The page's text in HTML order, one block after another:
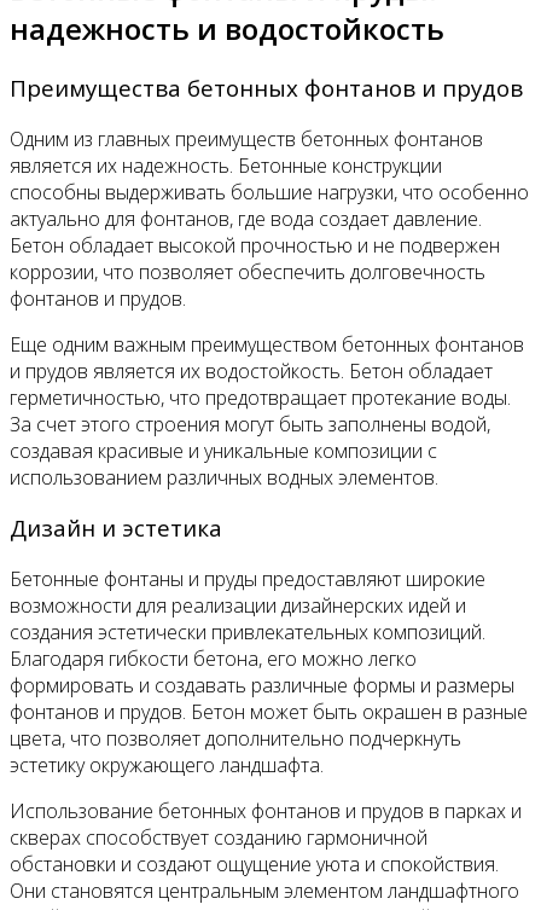
надежность и водостойкость
Преимущества бетонных фонтанов и прудов
Одним из главных преимуществ бетонных фонтанов
является их надежность. Бетонные конструкции
способны выдерживать большие нагрузки, что особенно
актуально для фонтанов, где вода создает давление.
Бетон обладает высокой прочностью и не подвержен
коррозии, что позволяет обеспечить долговечность
фонтанов и прудов.
Еще одним важным преимуществом бетонных фонтанов
и прудов является их водостойкость. Бетон обладает
герметичностью, что предотвращает протекание воды.
За счет этого строения могут быть заполнены водой,
создавая красивые и уникальные композиции с
использованием различных водных элементов.
Дизайн и эстетика
Бетонные фонтаны и пруды предоставляют широкие
возможности для реализации дизайнерских идей и
создания эстетически привлекательных композиций.
Благодаря гибкости бетона, его можно легко
формировать и создавать различные формы и размеры
фонтанов и прудов. Бетон может быть окрашен в разные
цвета, что позволяет дополнительно подчеркнуть
эстетику окружающего ландшафта.
Использование бетонных фонтанов и прудов в парках и
скверах способствует созданию гармоничной
обстановки и создают ощущение уюта и спокойствия.
Они становятся центральным элементом ландшафтного